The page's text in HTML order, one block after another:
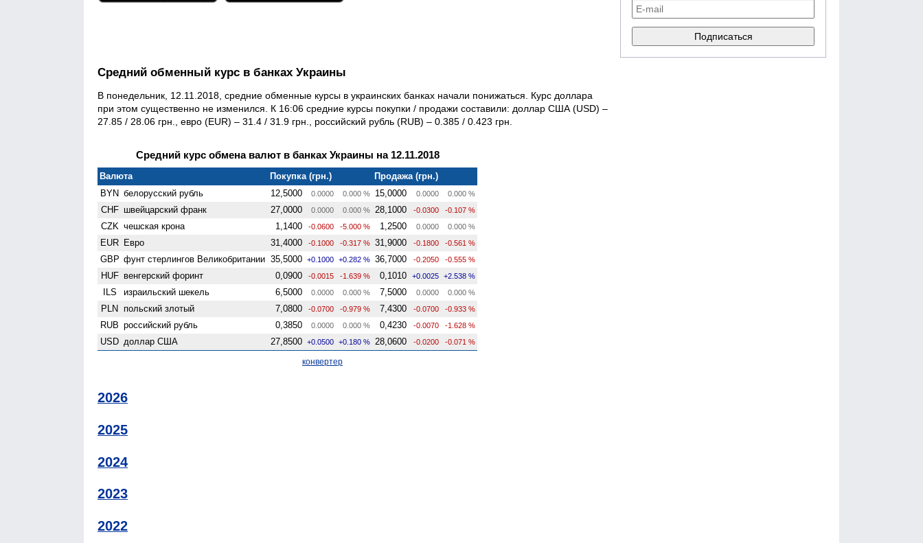
Средний обменный курс в банках Украины
В понедельник, 12.11.2018, средние обменные курсы в украинских банках начали понижаться. Курс доллара
при этом существенно не изменился. К 16:06 средние курсы покупки / продажи составили: доллар США (USD) –
27.85 / 28.06 грн., евро (EUR) – 31.4 / 31.9 грн., российский рубль (RUB) – 0.385 / 0.423 грн.
Средний курс обмена валют в банках Украины на 12.11.2018
Валюта Покупка (грн.)
Продажа (грн.)
BYN белорусский рубль 12,5000 0.0000 0.000 % 15,0000 0.0000 0.000 %
CHF швейцарский франк 27,0000 0.0000 0.000 % 28,1000 -0.0300 -0.107 %
CZK чешская крона 1,1400 -0.0600 -5.000 % 1,2500 0.0000 0.000 %
EUR Евро 31,4000 -0.1000 -0.317 % 31,9000 -0.1800 -0.561 %
GBP фунт стерлингов Велико­британии 35,5000 +0.1000 +0.282 % 36,7000 -0.2050 -0.555 %
HUF венгерский форинт 0,0900 -0.0015 -1.639 % 0,1010 +0.0025 +2.538 %
ILS израильский шекель 6,5000 0.0000 0.000 % 7,5000 0.0000 0.000 %
PLN польский злотый 7,0800 -0.0700 -0.979 % 7,4300 -0.0700 -0.933 %
RUB российский рубль 0,3850 0.0000 0.000 % 0,4230 -0.0070 -1.628 %
USD доллар США 27,8500 +0.0500 +0.180 % 28,0600 -0.0200 -0.071 %
конвертер
2026
2025
2024
2023
2022